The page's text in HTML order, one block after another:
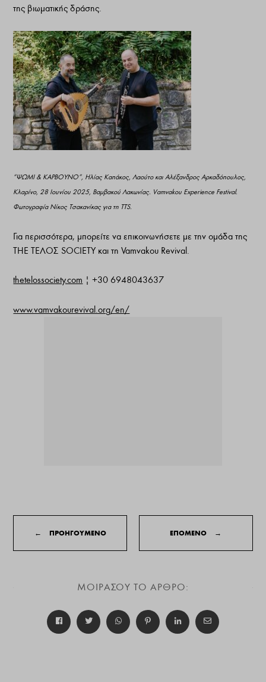
της βιωματικής δράσης.
“ΨΩΜΙ & ΚΑΡΒΟΥΝΟ”, Ηλίας Καπάκος, Λαούτο και Αλέξανδρος Αρκαδόπουλος,
Κλαρίνο, 28 Ιουνίου 2025, Βαμβακού Λακωνίας. Vamvakou Experience Festival.
Φωτογραφία Νίκος Τσακανίκας για τη ΤΤS.
Για περισσότερα, μπορείτε να επικοινωνήσετε με την ομάδα της
ΤΗΕ ΤΕΛΟΣ SOCIETY και τη Vamvakou Revival.
thetelossociety.com | +30 6948043637
www.vamvakourevival.org/en/
← ΠΡΟΗΓΟΥΜΕΝΟ ΕΠΟΜΕΝΟ →
ΜΟΙΡΑΣΟΥ ΤΟ ΑΡΘΡΟ: